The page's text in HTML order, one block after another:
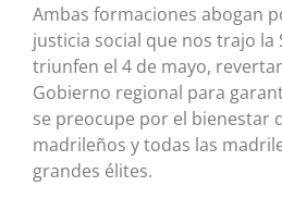
Ambas formaciones abogan
justicia social que nos trajo la
triunfen el 4 de mayo,
Gobierno regional para
se preocupe por el bienestar
madrileños y todas las
grandes élites.